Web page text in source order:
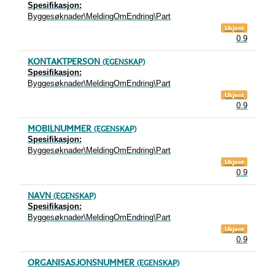
Spesifikasjon:
Byggesøknader\MeldingOmEndring\Part
Ukjent
0.9
KONTAKTPERSON (EGENSKAP)
Spesifikasjon:
Byggesøknader\MeldingOmEndring\Part
Ukjent
0.9
MOBILNUMMER (EGENSKAP)
Spesifikasjon:
Byggesøknader\MeldingOmEndring\Part
Ukjent
0.9
NAVN (EGENSKAP)
Spesifikasjon:
Byggesøknader\MeldingOmEndring\Part
Ukjent
0.9
ORGANISASJONSNUMMER (EGENSKAP)